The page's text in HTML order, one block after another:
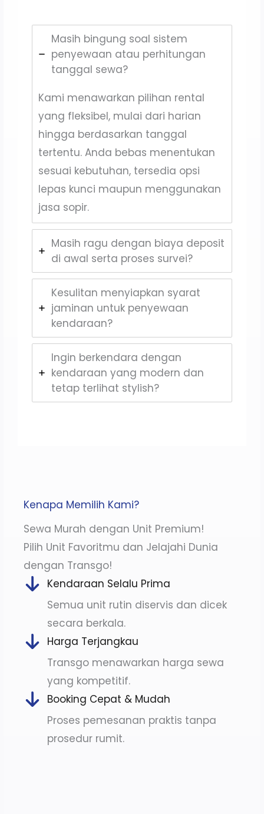
Masih bingung soal sistem
penyewaan atau perhitungan
tanggal sewa?
Kami menawarkan pilihan rental
yang fleksibel, mulai dari harian
hingga berdasarkan tanggal
tertentu. Anda bebas menentukan
sesuai kebutuhan, tersedia opsi
lepas kunci maupun menggunakan
jasa sopir.
Masih ragu dengan biaya deposit
di awal serta proses survei?
Kesulitan menyiapkan syarat
jaminan untuk penyewaan
kendaraan?
Ingin berkendara dengan
kendaraan yang modern dan
tetap terlihat stylish?
Kenapa Memilih Kami?
Sewa Murah dengan Unit Premium!
Pilih Unit Favoritmu dan Jelajahi Dunia
dengan Transgo!
Kendaraan Selalu Prima
Semua unit rutin diservis dan dicek
secara berkala.
Harga Terjangkau
Transgo menawarkan harga sewa
yang kompetitif.
Booking Cepat & Mudah
Proses pemesanan praktis tanpa
prosedur rumit.